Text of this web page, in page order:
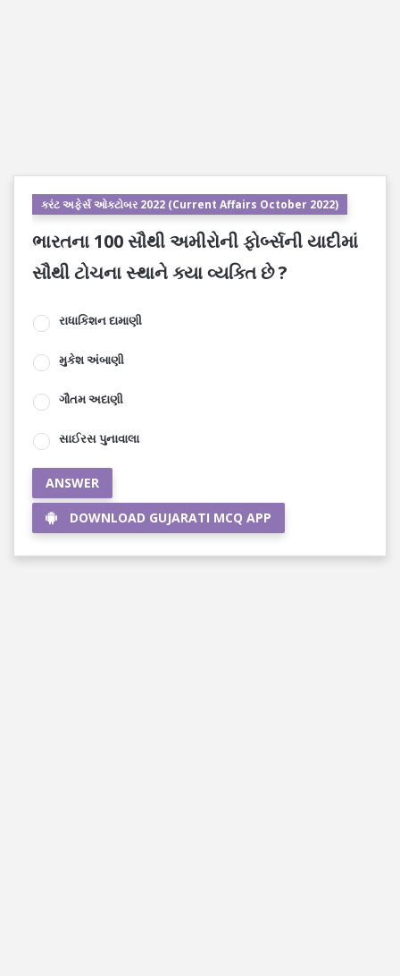
કરંટ અફેર્સ ઓક્ટોબર 2022 (Current Affairs October 2022)
ભારતના 100 સૌથી અમીરોની ફોર્બ્સની યાદીમાં
સૌથી ટોચના સ્થાને ક્યા વ્યક્તિ છે ?
રાધાકિશન દામાણી
મુકેશ અંબાણી
ગૌતમ અદાણી
સાઈરસ પુનાવાલા
ANSWER
DOWNLOAD GUJARATI MCQ APP